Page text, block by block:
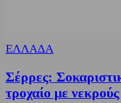
ΕΛΛΑΔΑ
Σέρρες:
τροχαίο με